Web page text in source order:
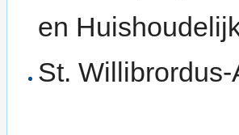
en
St.